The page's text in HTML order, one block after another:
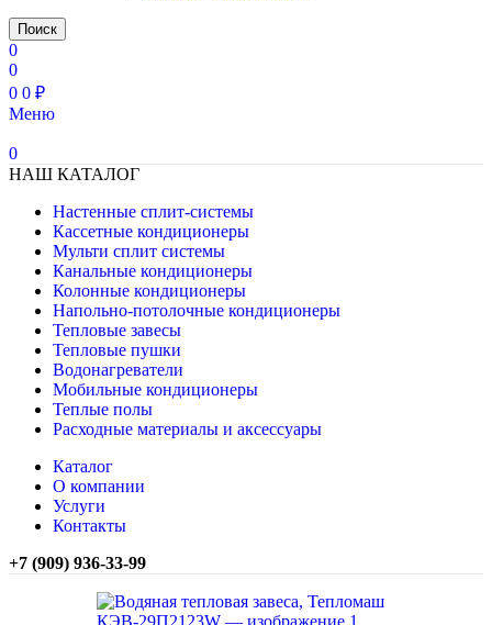
Поиск
0
0
0 0 ₽
Меню
0
НАШ КАТАЛОГ
Настенные сплит-системы
Кассетные кондиционеры
Мульти сплит системы
Канальные кондиционеры
Колонные кондиционеры
Напольно-потолочные кондиционеры
Тепловые завесы
Тепловые пушки
Водонагреватели
Мобильные кондиционеры
Теплые полы
Расходные материалы и аксессуары
Каталог
О компании
Услуги
Контакты
+7 (909) 936-33-99